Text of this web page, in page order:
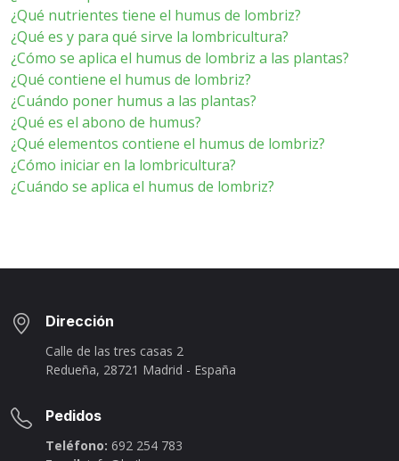
¿Qué nutrientes tiene el humus de lombriz?
¿Qué es y para qué sirve la lombricultura?
¿Cómo se aplica el humus de lombriz a las plantas?
¿Qué contiene el humus de lombriz?
¿Cuándo poner humus a las plantas?
¿Qué es el abono de humus?
¿Qué elementos contiene el humus de lombriz?
¿Cómo iniciar en la lombricultura?
¿Cuándo se aplica el humus de lombriz?
Dirección
Calle de las tres casas 2
Redueña, 28721 Madrid - España
Pedidos
Teléfono: 692 254 783